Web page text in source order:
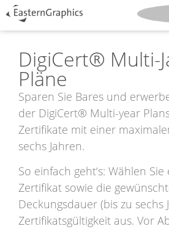
DigiCert® Multi-
Pläne
Sparen Sie Bares und
der DigiCert® Multi-year Plans
Zertifikate mit einer
sechs Jahren.
So einfach geht‘s: Wählen Sie
Zertifikat sowie die
Deckungsdauer (bis zu sechs
Zertifikatsgültigkeit aus. Vor